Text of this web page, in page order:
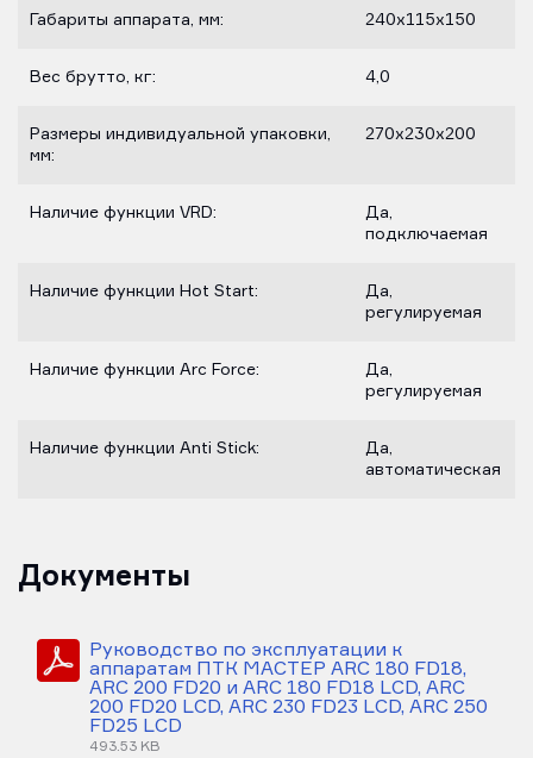
Габариты аппарата, мм: 240х115х150
Вес брутто, кг: 4,0
Размеры индивидуальной упаковки,
мм:
270х230х200
Наличие функции VRD:
Да,
подключаемая
Наличие функции Hot Start:
Да,
регулируемая
Наличие функции Arc Force:
Да,
регулируемая
Наличие функции Anti Stick:
Да,
автоматическая
Документы
Руководство по эксплуатации к
аппаратам ПТК МАСТЕР ARC 180 FD18,
ARC 200 FD20 и ARC 180 FD18 LCD, ARC
200 FD20 LCD, ARC 230 FD23 LCD, ARC 250
FD25 LCD
493.53 KB